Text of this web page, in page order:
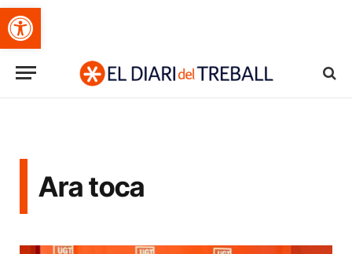
Obre la barra d'eines
Ara toca